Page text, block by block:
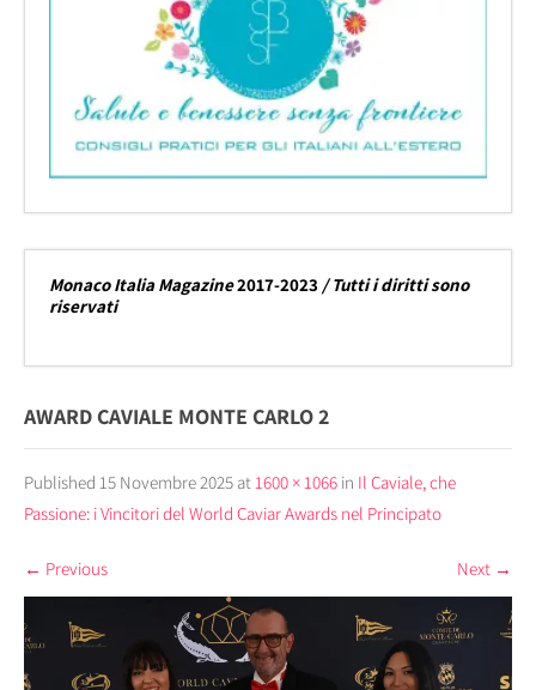
Monaco Italia Magazine2017-2023 / Tutti i diritti sono
riservati
AWARD CAVIALE MONTE CARLO 2
Published 15 Novembre 2025 at1600 × 1066 in Il Caviale, che
Passione: i Vincitori del World Caviar Awards nel Principato
← Previous Next →